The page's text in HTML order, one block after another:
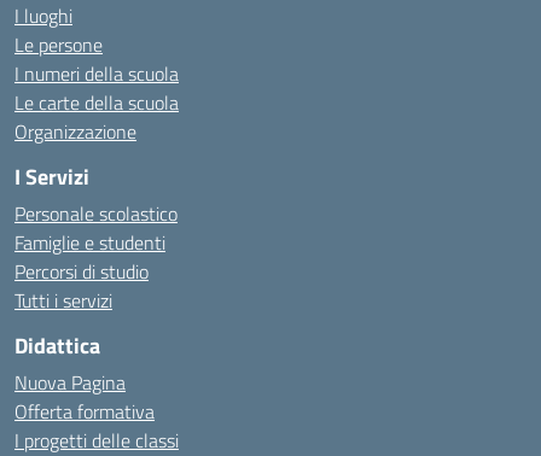
I luoghi
Le persone
I numeri della scuola
Le carte della scuola
Organizzazione
I Servizi
Personale scolastico
Famiglie e studenti
Percorsi di studio
Tutti i servizi
Didattica
Nuova Pagina
Offerta formativa
I progetti delle classi